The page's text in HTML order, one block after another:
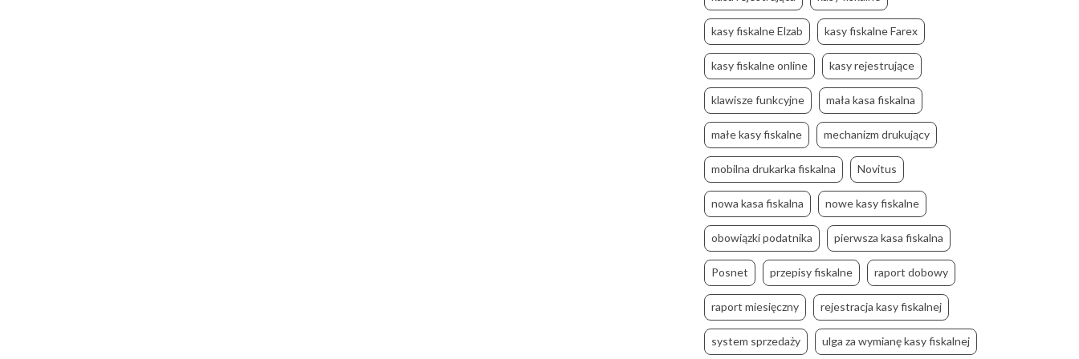
kasy fiskalne Elzab kasy fiskalne Farex
kasy fiskalne online kasy rejestrujące
klawisze funkcyjne mała kasa fiskalna
małe kasy fiskalne mechanizm drukujący
mobilna drukarka fiskalna Novitus
nowa kasa fiskalna nowe kasy fiskalne
obowiązki podatnika pierwsza kasa fiskalna
Posnet przepisy fiskalne raport dobowy
raport miesięczny rejestracja kasy fiskalnej
system sprzedaży ulga za wymianę kasy fiskalnej